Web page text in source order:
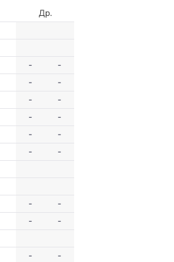
Др.
-
-
-
-
-
-
-
-
-
-
-
-
-
-
-
-
-
-